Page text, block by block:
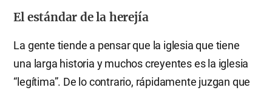
El estándar de la herejía
La gente tiende a pensar que la iglesia que tiene
una larga historia y muchos creyentes es la iglesia
“legítima”. De lo contrario, rápidamente juzgan que